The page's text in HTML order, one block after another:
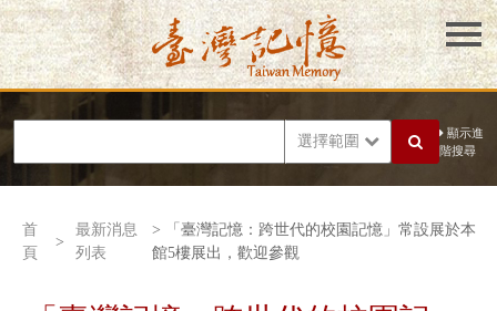
選擇範圍
顯示進
階搜尋
首
頁
>
最新消息
列表
> 「臺灣記憶：跨世代的校園記憶」常設展於本
館5樓展出，歡迎參觀